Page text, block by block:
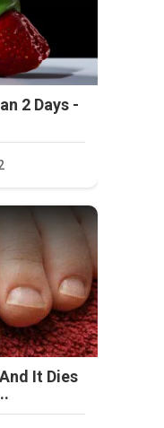
2 Days -
It Dies